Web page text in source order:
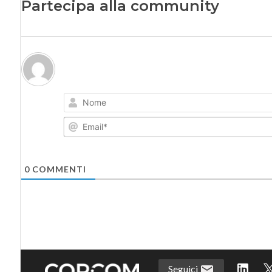
Partecipa alla community
0COMMENTI
Seguici